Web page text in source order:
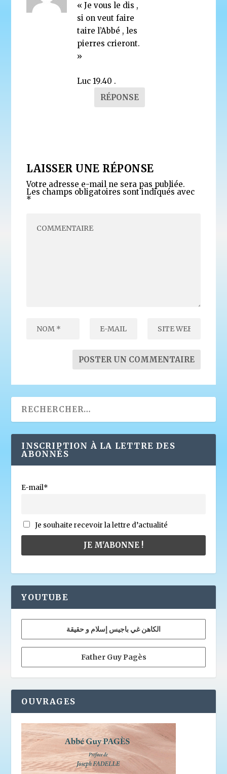
« Je vous le dis ,
si on veut faire
taire l’Abbé , les
pierres crieront.
»
Luc 19.40 .
RÉPONSE
LAISSER UNE RÉPONSE
Votre adresse e-mail ne sera pas publiée.
Les champs obligatoires sont indiqués avec
*
INSCRIPTION À LA LETTRE DES
ABONNÉS
E-mail*
Je souhaite recevoir la lettre d’actualité
YOUTUBE
الكاهن غي باجيس إسلام و حقيقة
Father Guy Pagès
OUVRAGES